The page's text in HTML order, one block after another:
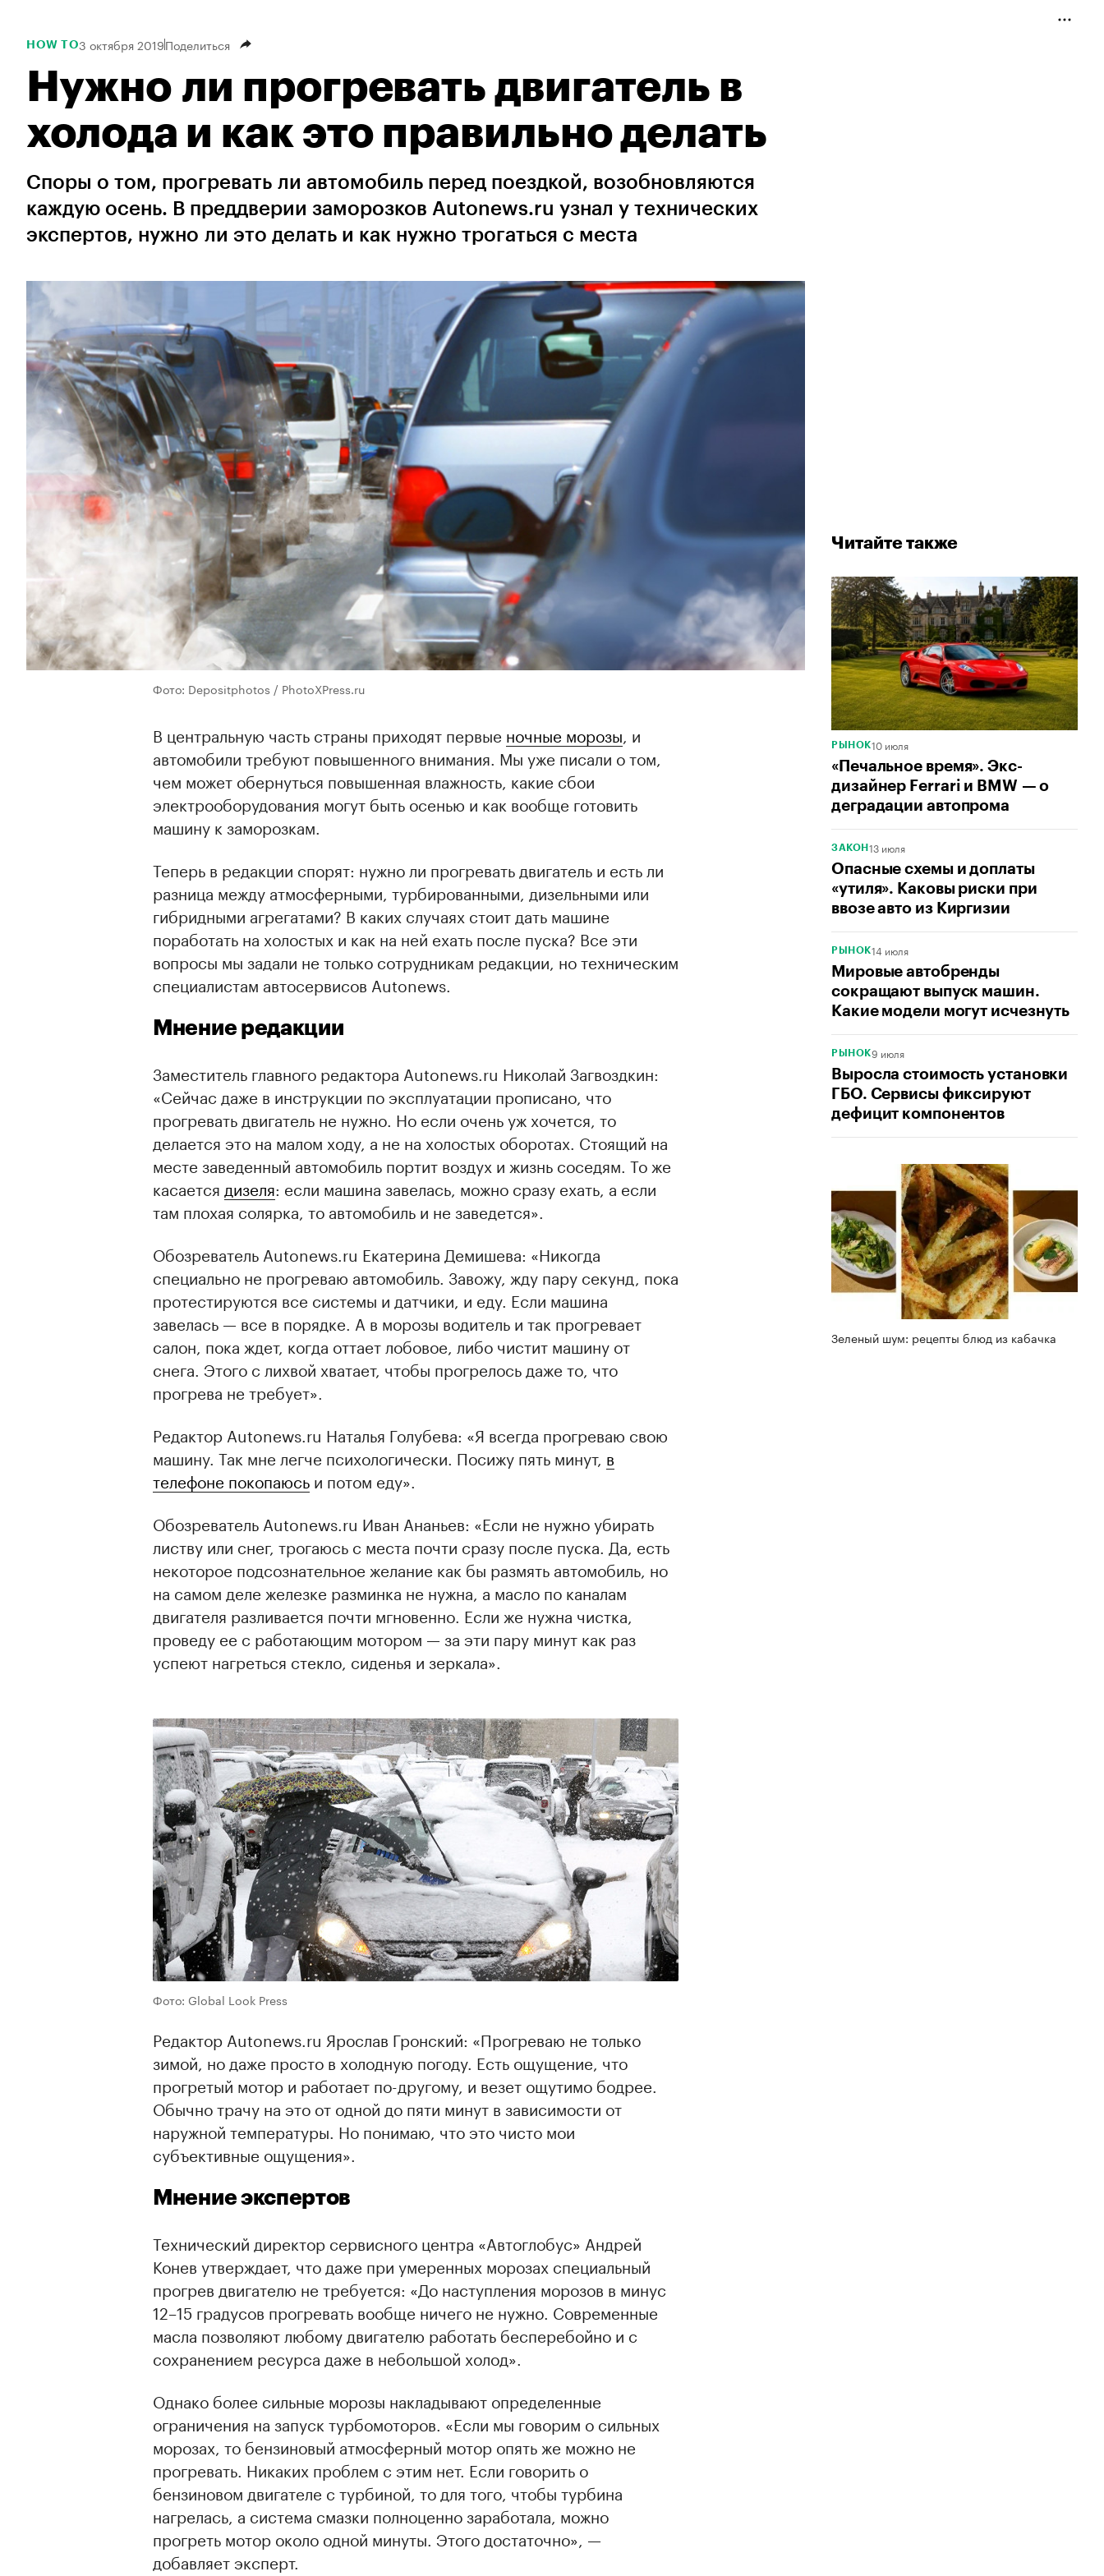
Читайте также
РЫНОК10 июля
«Печальное время». Экс-
дизайнер Ferrari и BMW — о
деградации автопрома
ЗАКОН 13 июля
Опасные схемы и доплаты
«утиля». Каковы риски при
ввозе авто из Киргизии
РЫНОК14 июля
Мировые автобренды
сокращают выпуск машин.
Какие модели могут исчезнуть
РЫНОК9 июля
Выросла стоимость установки
ГБО. Сервисы фиксируют
дефицит компонентов
Зеленый шум: рецепты блюд из кабачка
HOW TO3 октября 2019Поделиться
Нужно ли прогревать двигатель в
холода и как это правильно делать
Споры о том, прогревать ли автомобиль перед поездкой, возобновляются
каждую осень. В преддверии заморозков Autonews.ru узнал у технических
экспертов, нужно ли это делать и как нужно трогаться с места
Фото: Depositphotos / PhotoXPress.ru
В центральную часть страны приходят первые ночные морозы, и
автомобили требуют повышенного внимания. Мы уже писали о том,
чем может обернуться повышенная влажность, какие сбои
электрооборудования могут быть осенью и как вообще готовить
машину к заморозкам.
Теперь в редакции спорят: нужно ли прогревать двигатель и есть ли
разница между атмосферными, турбированными, дизельными или
гибридными агрегатами? В каких случаях стоит дать машине
поработать на холостых и как на ней ехать после пуска? Все эти
вопросы мы задали не только сотрудникам редакции, но техническим
специалистам автосервисов Autonews.
Мнение редакции
Заместитель главного редактора Autonews.ru Николай Загвоздкин:
«Сейчас даже в инструкции по эксплуатации прописано, что
прогревать двигатель не нужно. Но если очень уж хочется, то
делается это на малом ходу, а не на холостых оборотах. Стоящий на
месте заведенный автомобиль портит воздух и жизнь соседям. То же
касается дизеля: если машина завелась, можно сразу ехать, а если
там плохая солярка, то автомобиль и не заведется».
Обозреватель Autonews.ru Екатерина Демишева: «Никогда
специально не прогреваю автомобиль. Завожу, жду пару секунд, пока
протестируются все системы и датчики, и еду. Если машина
завелась — все в порядке. А в морозы водитель и так прогревает
салон, пока ждет, когда оттает лобовое, либо чистит машину от
снега. Этого с лихвой хватает, чтобы прогрелось даже то, что
прогрева не требует».
Редактор Autonews.ru Наталья Голубева: «Я всегда прогреваю свою
машину. Так мне легче психологически. Посижу пять минут, в
телефоне покопаюсь и потом еду».
Обозреватель Autonews.ru Иван Ананьев: «Если не нужно убирать
листву или снег, трогаюсь с места почти сразу после пуска. Да, есть
некоторое подсознательное желание как бы размять автомобиль, но
на самом деле железке разминка не нужна, а масло по каналам
двигателя разливается почти мгновенно. Если же нужна чистка,
проведу ее с работающим мотором — за эти пару минут как раз
успеют нагреться стекло, сиденья и зеркала».
Фото: Global Look Press
Редактор Autonews.ru Ярослав Гронский: «Прогреваю не только
зимой, но даже просто в холодную погоду. Есть ощущение, что
прогретый мотор и работает по-другому, и везет ощутимо бодрее.
Обычно трачу на это от одной до пяти минут в зависимости от
наружной температуры. Но понимаю, что это чисто мои
субъективные ощущения».
Мнение экспертов
Технический директор сервисного центра «Автоглобус» Андрей
Конев утверждает, что даже при умеренных морозах специальный
прогрев двигателю не требуется: «До наступления морозов в минус
12–15 градусов прогревать вообще ничего не нужно. Современные
масла позволяют любому двигателю работать бесперебойно и с
сохранением ресурса даже в небольшой холод».
Однако более сильные морозы накладывают определенные
ограничения на запуск турбомоторов. «Если мы говорим о сильных
морозах, то бензиновый атмосферный мотор опять же можно не
прогревать. Никаких проблем с этим нет. Если говорить о
бензиновом двигателе с турбиной, то для того, чтобы турбина
нагрелась, а система смазки полноценно заработала, можно
прогреть мотор около одной минуты. Этого достаточно», —
добавляет эксперт.